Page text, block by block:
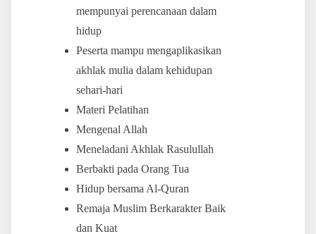
mempunyai perencanaan dalam
hidup
Peserta mampu mengaplikasikan
akhlak mulia dalam kehidupan
sehari-hari
Materi Pelatihan
Mengenal Allah
Meneladani Akhlak Rasulullah
Berbakti pada Orang Tua
Hidup bersama Al-Quran
Remaja Muslim Berkarakter Baik
dan Kuat